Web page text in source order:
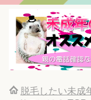
脱毛したい未成